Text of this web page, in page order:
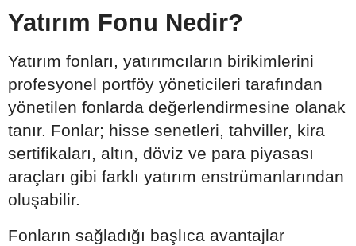
Yatırım Fonu Nedir?
Yatırım fonları, yatırımcıların birikimlerini
profesyonel portföy yöneticileri tarafından
yönetilen fonlarda değerlendirmesine olanak
tanır. Fonlar; hisse senetleri, tahviller, kira
sertifikaları, altın, döviz ve para piyasası
araçları gibi farklı yatırım enstrümanlarından
oluşabilir.
Fonların sağladığı başlıca avantajlar